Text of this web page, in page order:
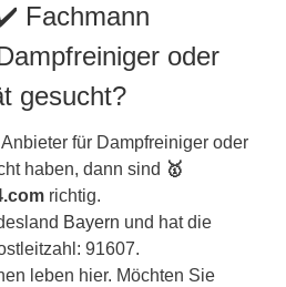
Fachmann
oder
gesucht?
für Dampfreiniger oder
haben, dann sind 🥇
richtig.
Bayern und hat die
91607.
leben hier. Möchten Sie